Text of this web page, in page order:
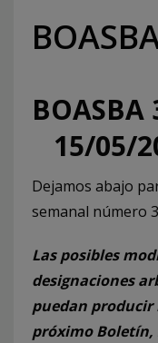
15/05/
Dejamos abajo
semanal número
Las posibles
designaciones
puedan
próximo Boletín,